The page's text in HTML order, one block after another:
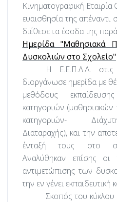
Κινηματογραφική Εταιρία
ευαισθησία της
διέθεσε τα έσοδα της
Ημερίδα "Μαθησιακά
Δυσκολιών στο Σχολείο"
Η Ε.Ε.Π.Α.Α.
διοργάνωσε ημερίδα με
μεθόδους
κατηγοριών
κατηγοριών-
Διαταραχής), και την
ένταξή τους στο
Αναλύθηκαν επίσης οι
αντιμετώπισης των
την εν γένει εκπαιδευτική
Σκοπός του